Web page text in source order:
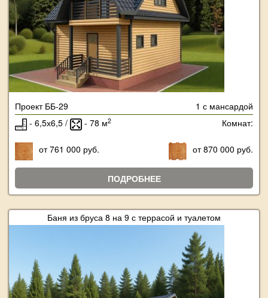
Проект ББ-29
1 с мансардой
- 6,5х6,5 /
- 78 м2 Комнат:
от 761 000 руб. от 870 000 руб.
ПОДРОБНЕЕ
Баня из бруса 8 на 9 с террасой и туалетом